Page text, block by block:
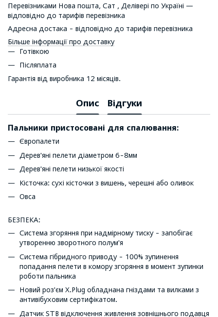
Перевізниками Нова пошта, Сат , Делівері по Україні —
відповідно до тарифів перевізника
Адресна достака - відповідно до тарифів перевізника
Більше інформації про доставку
Готівкою
Післяплата
Гарантія від виробника 12 місяців.
Опис Відгуки
Пальники пристосовані для спалювання:
Європалети
Дерев'яні пелети діаметром 6-8мм
Дерев'яні пелети низької якості
Кісточка: сухі кісточки з вишень, черешні або оливок
Овса
БЕЗПЕКА:
Система згоряння при надмірному тиску - запобігає
утворенню зворотного полум'я
Система гібридного приводу - 100% зупинення
попадання пелети в комору згоряння в момент зупинки
роботи пальника
Новий роз'єм X.Plug обладнана гніздами та вилками з
антивібуховим сертифікатом.
Датчик STB відключення живлення зовнішнього подавця